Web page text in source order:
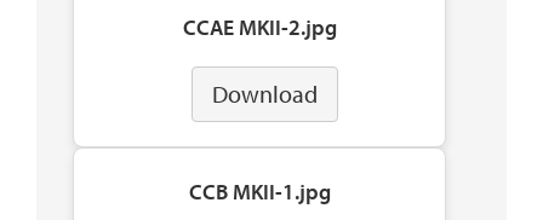
CCAE MKII-2.jpg
Download
CCB MKII-1.jpg